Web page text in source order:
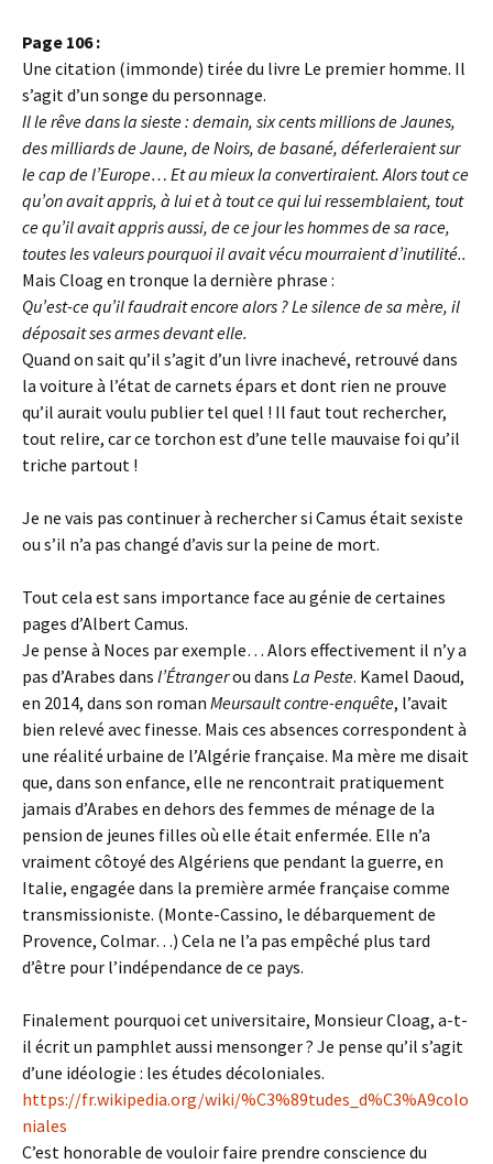
Page 106 :
Une citation (immonde) tirée du livre Le premier homme. Il
s’agit d’un songe du personnage.
Il le rêve dans la sieste : demain, six cents millions de Jaunes,
des milliards de Jaune, de Noirs, de basané, déferleraient sur
le cap de l’Europe… Et au mieux la convertiraient. Alors tout ce
qu’on avait appris, à lui et à tout ce qui lui ressemblaient, tout
ce qu’il avait appris aussi, de ce jour les hommes de sa race,
toutes les valeurs pourquoi il avait vécu mourraient d’inutilité..
Mais Cloag en tronque la dernière phrase :
Qu’est-ce qu’il faudrait encore alors ? Le silence de sa mère, il
déposait ses armes devant elle.
Quand on sait qu’il s’agit d’un livre inachevé, retrouvé dans
la voiture à l’état de carnets épars et dont rien ne prouve
qu’il aurait voulu publier tel quel ! Il faut tout rechercher,
tout relire, car ce torchon est d’une telle mauvaise foi qu’il
triche partout !
Je ne vais pas continuer à rechercher si Camus était sexiste
ou s’il n’a pas changé d’avis sur la peine de mort.
Tout cela est sans importance face au génie de certaines
pages d’Albert Camus.
Je pense à Noces par exemple… Alors effectivement il n’y a
pas d’Arabes dans l’Étrangerou dans La Peste. Kamel Daoud,
en 2014, dans son roman Meursault contre-enquête, l’avait
bien relevé avec finesse. Mais ces absences correspondent à
une réalité urbaine de l’Algérie française. Ma mère me disait
que, dans son enfance, elle ne rencontrait pratiquement
jamais d’Arabes en dehors des femmes de ménage de la
pension de jeunes filles où elle était enfermée. Elle n’a
vraiment côtoyé des Algériens que pendant la guerre, en
Italie, engagée dans la première armée française comme
transmissioniste. (Monte-Cassino, le débarquement de
Provence, Colmar…) Cela ne l’a pas empêché plus tard
d’être pour l’indépendance de ce pays.
Finalement pourquoi cet universitaire, Monsieur Cloag, a-t-
il écrit un pamphlet aussi mensonger ? Je pense qu’il s’agit
d’une idéologie : les études décoloniales.
https://fr.wikipedia.org/wiki/%C3%89tudes_d%C3%A9colo
niales
C’est honorable de vouloir faire prendre conscience du